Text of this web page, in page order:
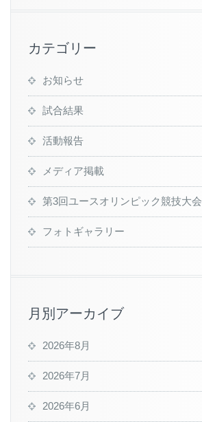
カテゴリー
お知らせ
試合結果
活動報告
メディア掲載
第3回ユースオリンピック競技大会
フォトギャラリー
月別アーカイブ
2026年8月
2026年7月
2026年6月